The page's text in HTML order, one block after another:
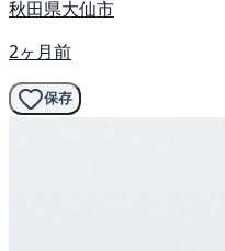
秋田県大仙市
2ヶ月前
保存